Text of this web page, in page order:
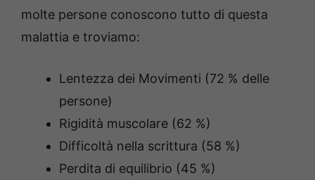
molte persone conoscono tutto di questa
malattia e troviamo:
Lentezza dei Movimenti (72 % delle
persone)
Rigidità muscolare (62 %)
Difficoltà nella scrittura (58 %)
Perdita di equilibrio (45 %)